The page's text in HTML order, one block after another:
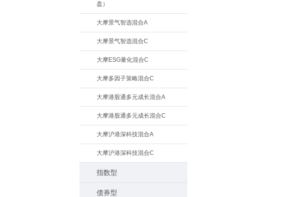
盘）
大摩景气智选混合A
大摩景气智选混合C
大摩ESG量化混合C
大摩多因子策略混合C
大摩港股通多元成长混合A
大摩港股通多元成长混合C
大摩沪港深科技混合A
大摩沪港深科技混合C
指数型
债券型